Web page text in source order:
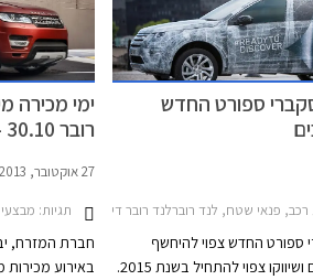
החדש תואם את
דיסקברי
ספורט החדש
פנאי שטח, לנד רוברלנד רובר דיסקברי 4 2012-2016
ספורט החדש צפוי להיחשף
בחודשים הקרובים ושיווקו צפוי להתחיל בשנת 2015.
ימי מכירה
רובר 30.10 - 1.11
27 אוקטובר, 2013
תגיות: מבצעי רכב, פנאי שטח, לנד
חברת המזרח,